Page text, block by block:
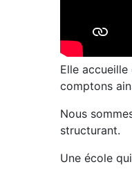
Elle accueille
comptons
Nous
structurant.
Une école